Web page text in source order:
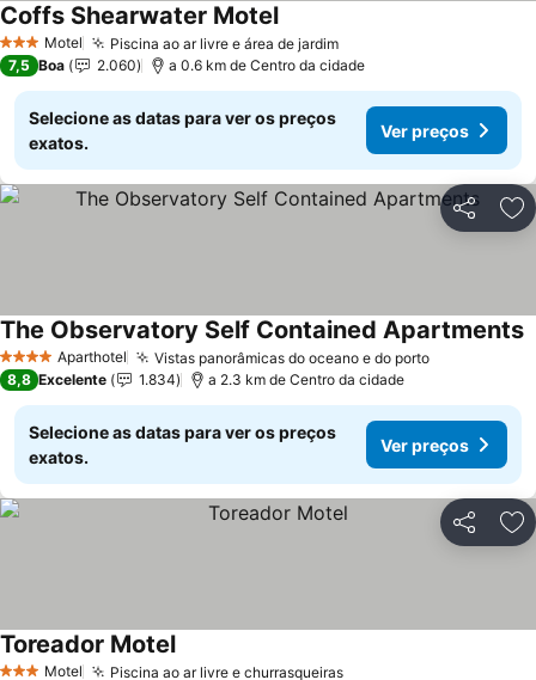
3 EstrelasMotel Piscina ao ar livre e área de jardimVer preços
Coffs Shearwater MotelVer preços
7,5 Boa 2.060 a 0.6 km de Centro da cidade
Selecione as datas para ver os preços
exatos.
Ver preços
Partilhar
4 EstrelasAparthotel Vistas panorâmicas do oceano e do portoVer preços
The Observatory Self Contained Apartments
8,8 Excelente 1.834 a 2.3 km de Centro da cidade
Selecione as datas para ver os preços
exatos.
Ver preços
Partilhar
Motel Piscina ao ar livre e churrasqueirasVer preços
Toreador MotelVer preços